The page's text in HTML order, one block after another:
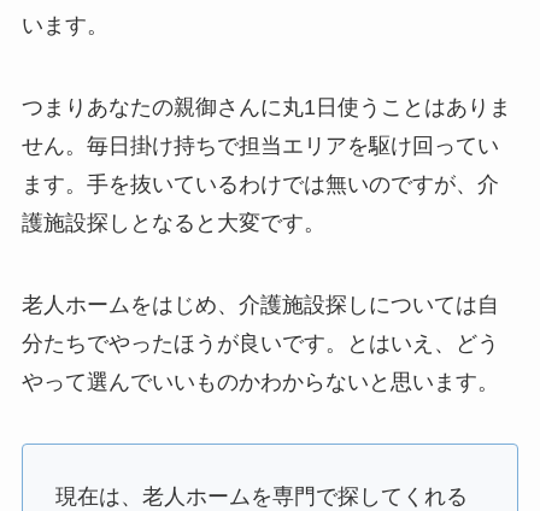
います。
つまりあなたの親御さんに丸1日使うことはありま
せん。毎日掛け持ちで担当エリアを駆け回ってい
ます。手を抜いているわけでは無いのですが、介
護施設探しとなると大変です。
老人ホームをはじめ、介護施設探しについては自
分たちでやったほうが良いです。とはいえ、どう
やって選んでいいものかわからないと思います。
現在は、老人ホームを専門で探してくれる